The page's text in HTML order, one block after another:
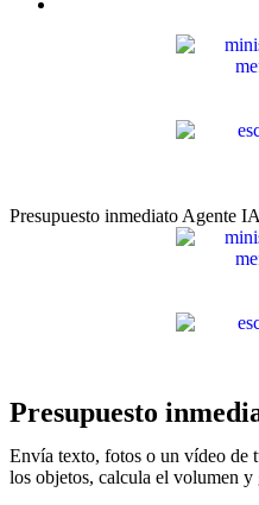
Presupuesto inmediato Agente IA
Presupuesto
Envía texto, fotos o un vídeo de
los objetos, calcula el volumen y